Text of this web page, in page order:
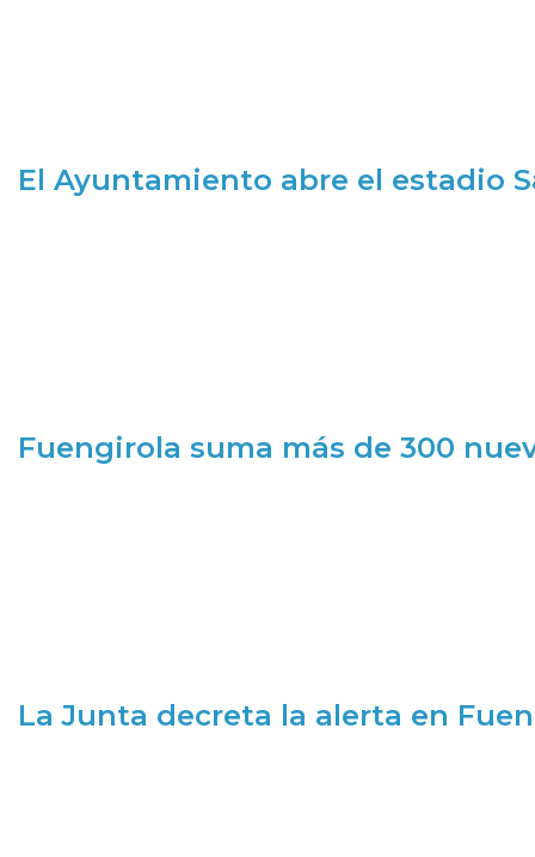
El Ayuntamiento abre el estadio
Fuengirola suma más de 300
La Junta decreta la alerta en